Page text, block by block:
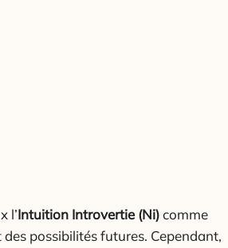
l’Intuition Introvertie (Ni)comme
possibilités futures. Cependant,